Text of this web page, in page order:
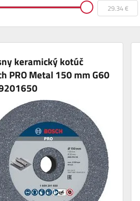
keramický kotúč
PRO Metal 150 mm G60